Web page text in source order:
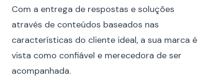
Com a entrega de respostas e soluções
através de conteúdos baseados nas
características do cliente ideal, a sua marca é
vista como confiável e merecedora de ser
acompanhada.